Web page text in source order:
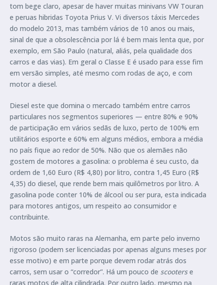
tom bege claro, apesar de haver muitas minivans VW Touran
e peruas hibridas Toyota Prius V. Vi diversos táxis Mercedes
do modelo 2013, mas também vários de 10 anos ou mais,
sinal de que a obsolescência por lá é bem mais lenta que, por
exemplo, em São Paulo (natural, aliás, pela qualidade dos
carros e das vias). Em geral o Classe E é usado para esse fim
em versão simples, até mesmo com rodas de aço, e com
motor a diesel.
Diesel este que domina o mercado também entre carros
particulares nos segmentos superiores — entre 80% e 90%
de participação em vários sedãs de luxo, perto de 100% em
utilitários esporte e 60% em alguns médios, embora a média
no país fique ao redor de 50%. Não que os alemães não
gostem de motores a gasolina: o problema é seu custo, da
ordem de 1,60 Euro (R$ 4,80) por litro, contra 1,45 Euro (R$
4,35) do diesel, que rende bem mais quilômetros por litro. A
gasolina pode conter 10% de álcool ou ser pura, esta indicada
para motores antigos, um respeito ao consumidor e
contribuinte.
Motos são muito raras na Alemanha, em parte pelo inverno
rigoroso (podem ser licenciadas por apenas alguns meses por
esse motivo) e em parte porque devem rodar atrás dos
carros, sem usar o “corredor”. Há um pouco de scooterse
raras motos de alta cilindrada. Por outro lado, mesmo na